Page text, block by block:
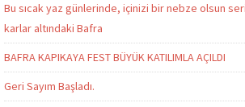
Bu sıcak yaz günlerinde, içinizi bir nebze olsun
karlar altındaki Bafra
BAFRA KAPIKAYA FEST BÜYÜK KATILIMLA AÇILDI
Geri Sayım Başladı.